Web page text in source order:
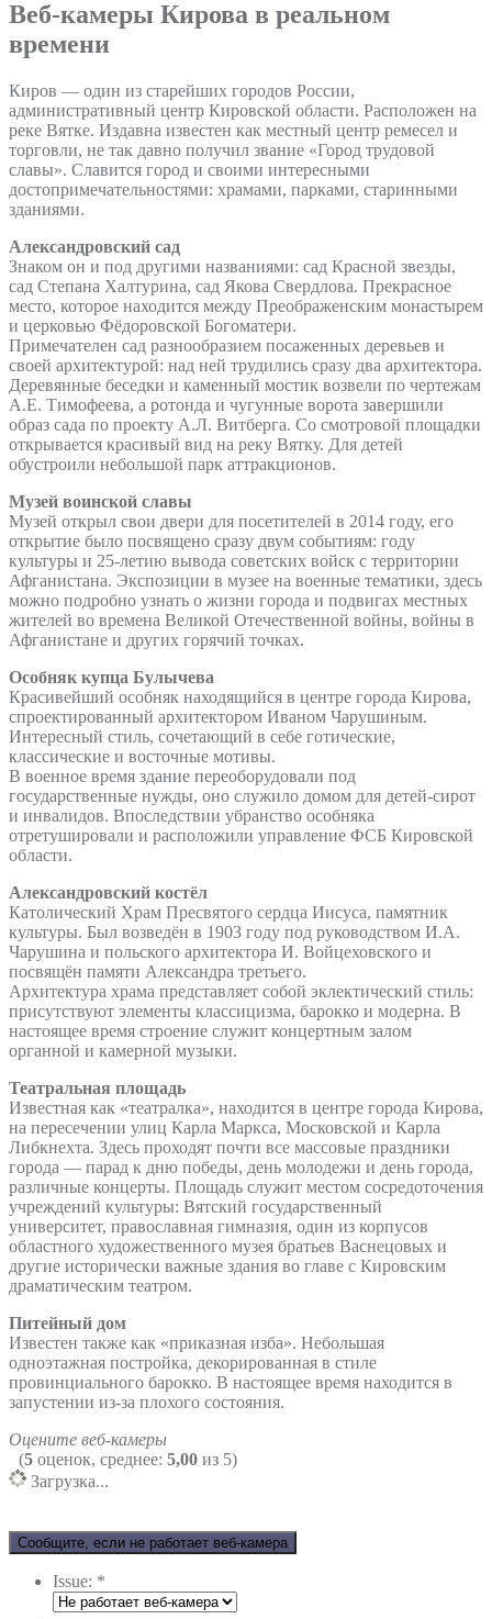
Веб-камеры Кирова в реальном
времени
Киров — один из старейших городов России,
административный центр Кировской области. Расположен на
реке Вятке. Издавна известен как местный центр ремесел и
торговли, не так давно получил звание «Город трудовой
славы». Славится город и своими интересными
достопримечательностями: храмами, парками, старинными
зданиями.
Александровский сад
Знаком он и под другими названиями: сад Красной звезды,
сад Степана Халтурина, сад Якова Свердлова. Прекрасное
место, которое находится между Преображенским монастырем
и церковью Фёдоровской Богоматери.
Примечателен сад разнообразием посаженных деревьев и
своей архитектурой: над ней трудились сразу два архитектора.
Деревянные беседки и каменный мостик возвели по чертежам
А.Е. Тимофеева, а ротонда и чугунные ворота завершили
образ сада по проекту А.Л. Витберга. Со смотровой площадки
открывается красивый вид на реку Вятку. Для детей
обустроили небольшой парк аттракционов.
Музей воинской славы
Музей открыл свои двери для посетителей в 2014 году, его
открытие было посвящено сразу двум событиям: году
культуры и 25-летию вывода советских войск с территории
Афганистана. Экспозиции в музее на военные тематики, здесь
можно подробно узнать о жизни города и подвигах местных
жителей во времена Великой Отечественной войны, войны в
Афганистане и других горячий точках.
Особняк купца Булычева
Красивейший особняк находящийся в центре города Кирова,
спроектированный архитектором Иваном Чарушиным.
Интересный стиль, сочетающий в себе готические,
классические и восточные мотивы.
В военное время здание переоборудовали под
государственные нужды, оно служило домом для детей-сирот
и инвалидов. Впоследствии убранство особняка
отретушировали и расположили управление ФСБ Кировской
области.
Александровский костёл
Католический Храм Пресвятого сердца Иисуса, памятник
культуры. Был возведён в 1903 году под руководством И.А.
Чарушина и польского архитектора И. Войцеховского и
посвящён памяти Александра третьего.
Архитектура храма представляет собой эклектический стиль:
присутствуют элементы классицизма, барокко и модерна. В
настоящее время строение служит концертным залом
органной и камерной музыки.
Театральная площадь
Известная как «театралка», находится в центре города Кирова,
на пересечении улиц Карла Маркса, Московской и Карла
Либкнехта. Здесь проходят почти все массовые праздники
города — парад к дню победы, день молодежи и день города,
различные концерты. Площадь служит местом сосредоточения
учреждений культуры: Вятский государственный
университет, православная гимназия, один из корпусов
областного художественного музея братьев Васнецовых и
другие исторически важные здания во главе с Кировским
драматическим театром.
Питейный дом
Известен также как «приказная изба». Небольшая
одноэтажная постройка, декорированная в стиле
провинциального барокко. В настоящее время находится в
запустении из-за плохого состояния.
Оцените веб-камеры
(5 оценок, среднее: 5,00 из 5)
Загрузка...
Сообщите, если не работает веб-камера
Issue: *